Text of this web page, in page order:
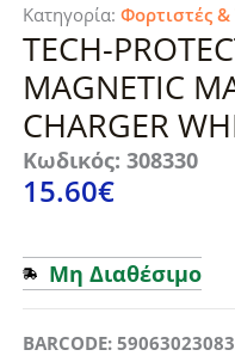
Κατηγορία: Φορτιστές
TECH-
MAGNETIC
CHARGER
Κωδικός: 308330
15.60€
Μη Διαθέσιμο
BARCODE: